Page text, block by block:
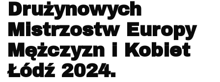
Drużynowych
Mistrzostw Europy
Mężczyzn i Kobiet
Łódź 2024.